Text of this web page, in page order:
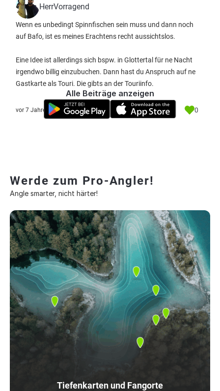
HerrVorragend
Wenn es unbedingt Spinnfischen sein muss und dann noch
auf Bafo, ist es meines Erachtens recht aussichtslos.
Eine Idee ist allerdings sich bspw. in Glottertal für ne Nacht
irgendwo billig einzubuchen. Dann hast du Anspruch auf ne
Gastkarte als Touri. Die gibts an der Touriinfo.
vor 7 Jahre 0
Alle Beiträge anzeigen
Werde zum Pro-Angler!
Angle smarter, nicht härter!
Tiefenkarten und Fangorte